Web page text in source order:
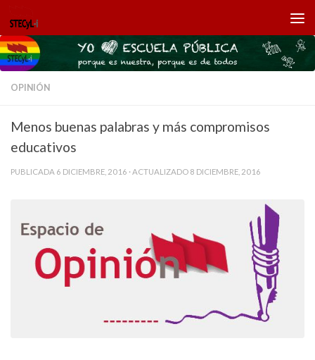
Saltar al contenido
OPINIÓN
Menos buenas palabras y más compromisos
educativos
PUBLICADA 6 DICIEMBRE, 2016 · ACTUALIZADO 8 DICIEMBRE, 2016